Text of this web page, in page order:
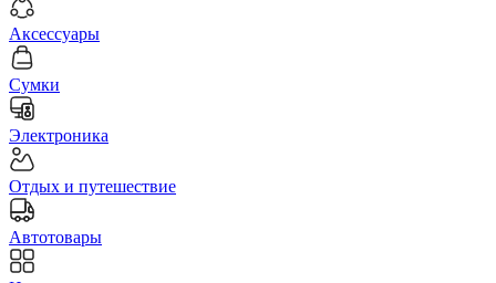
Аксессуары
Сумки
Электроника
Отдых и путешествие
Автотовары